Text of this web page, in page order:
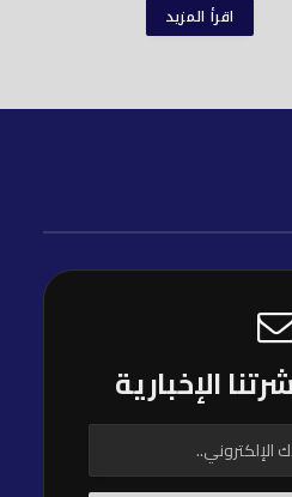
اقرأ المزيد
الإخبارية